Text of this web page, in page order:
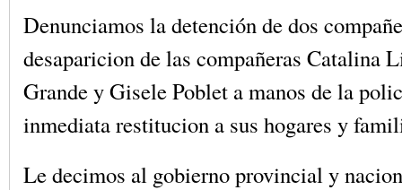
Denunciamos la detención de dos
desaparicion de las compañeras Catalina
Grande y Gisele Poblet a manos de la
inmediata restitucion a sus hogares y
Le decimos al gobierno provincial y